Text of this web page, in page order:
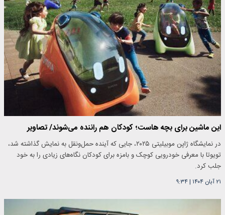
این ماشین برای بچه هاست؛ کودکان هم راننده می‌شوند/ تصاویر
در نمایشگاه ژاپن موبیلیتی ۲۰۲۵، جایی که آینده حمل‌ونقل به نمایش گذاشته شد،
تویوتا با معرفی خودرویی کوچک و بامزه برای کودکان نگاه‌های زیادی را به خود
جلب کرد.
۲۱ آبان ۱۴۰۴ |۹:۳۴